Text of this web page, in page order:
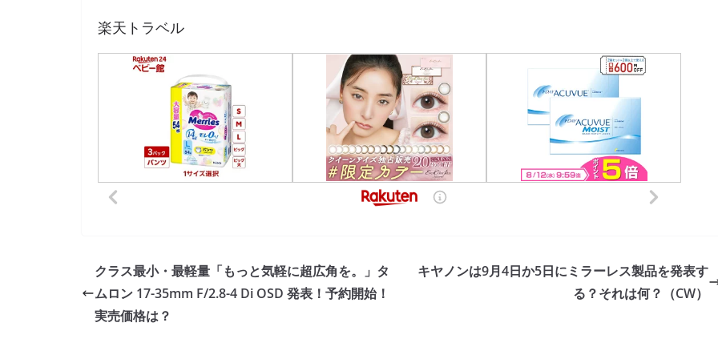
楽天トラベル
クラス最小・最軽量「もっと気軽に超広角を。」タ
ムロン 17-35mm F/2.8-4 Di OSD 発表！予約開始！
実売価格は？
キヤノンは9月4日か5日にミラーレス製品を発表す
る？それは何？（CW）